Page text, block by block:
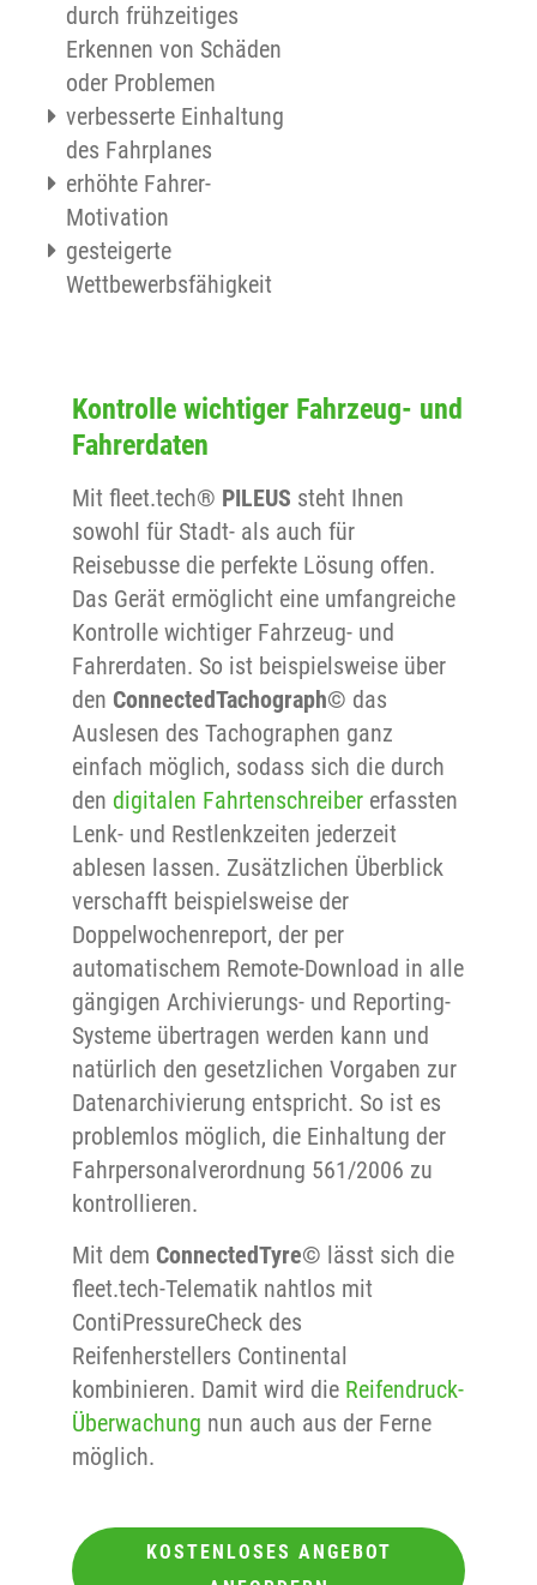
durch frühzeitiges
Erkennen von Schäden
oder Problemen
verbesserte Einhaltung
des Fahrplanes
erhöhte Fahrer-
Motivation
gesteigerte
Wettbewerbsfähigkeit
Kontrolle wichtiger Fahrzeug- und
Fahrerdaten
Mit fleet.tech® PILEUS steht Ihnen
sowohl für Stadt- als auch für
Reisebusse die perfekte Lösung offen.
Das Gerät ermöglicht eine umfangreiche
Kontrolle wichtiger Fahrzeug- und
Fahrerdaten. So ist beispielsweise über
den ConnectedTachograph© das
Auslesen des Tachographen ganz
einfach möglich, sodass sich die durch
den digitalen Fahrtenschreiber erfassten
Lenk- und Restlenkzeiten jederzeit
ablesen lassen. Zusätzlichen Überblick
verschafft beispielsweise der
Doppelwochenreport, der per
automatischem Remote-Download in alle
gängigen Archivierungs- und Reporting-
Systeme übertragen werden kann und
natürlich den gesetzlichen Vorgaben zur
Datenarchivierung entspricht. So ist es
problemlos möglich, die Einhaltung der
Fahrpersonalverordnung 561/2006 zu
kontrollieren.
Mit dem ConnectedTyre© lässt sich die
fleet.tech-Telematik nahtlos mit
ContiPressureCheck des
Reifenherstellers Continental
kombinieren. Damit wird die Reifendruck-
Überwachung nun auch aus der Ferne
möglich.
KOSTENLOSES ANGEBOT